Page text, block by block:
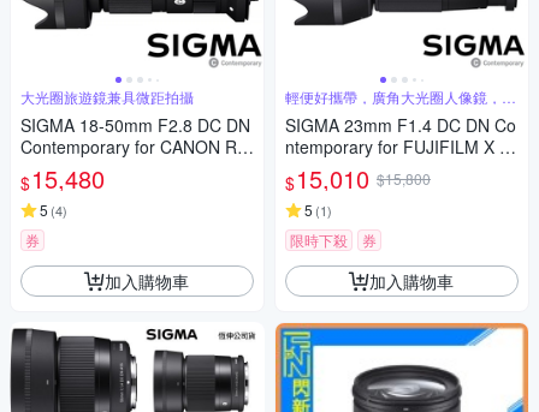
大光圈旅遊鏡兼具微距拍攝
SIGMA 18-50mm F2.8 DC DN
Contemporary for CANON RF
接環 (公司貨) 旅遊鏡 APS-C 無
反微單眼專用鏡頭
$15,480
5 (4)
券
加入購物車
輕便好攜帶，廣角大光圈人像鏡，美
麗淺景深
SIGMA 23mm F1.4 DC DN Co
ntemporary for FUJIFILM X 富
士接環 (公司貨) 廣角大光圈定
焦鏡 人像鏡 APS-C 無反微單眼
專用鏡頭
$15,010 $15,800
5 (1)
限時下殺 券
加入購物車